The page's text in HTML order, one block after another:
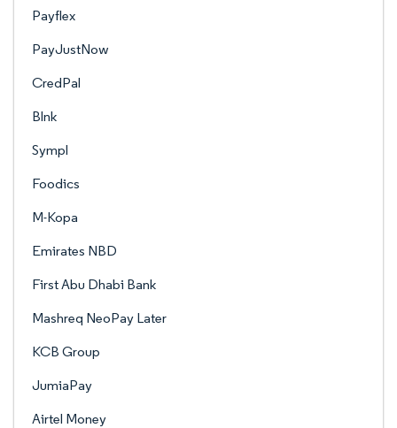
Payflex
PayJustNow
CredPal
Blnk
Sympl
Foodics
M-Kopa
Emirates NBD
First Abu Dhabi Bank
Mashreq NeoPay Later
KCB Group
JumiaPay
Airtel Money